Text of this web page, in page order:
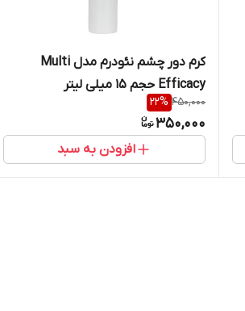
کرم دور چشم نئودرم مدل Multi
Efficacy حجم 15 میلی لیتر
450,000
22%
350,000
افزودن به سبد